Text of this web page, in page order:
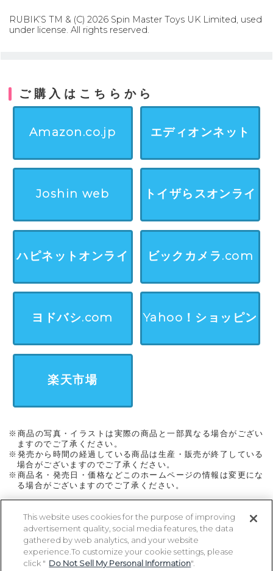
RUBIK’S TM & (C) 2026 Spin Master Toys UK Limited, used
under license. All rights reserved.
ご購入はこちらから
Amazon.co.jp エディオンネット
Joshin web トイザらスオンライ
ハピネットオンライ
ビックカメラ.com
ヨドバシ.com Yahoo！ショッピン
楽天市場
※商品の写真・イラストは実際の商品と一部異なる場合がござい
ますのでご了承ください。
※発売から時間の経過している商品は生産・販売が終了している
場合がございますのでご了承ください。
※商品名・発売日・価格などこのホームページの情報は変更にな
る場合がございますのでご了承ください。
ページトップに戻る
This website uses cookies for the purpose of improving
advertisement quality, social media features, the data
gathered by web analytics, and your website
experience.To customize your cookie settings, please
click " Do Not Sell My Personal Information".